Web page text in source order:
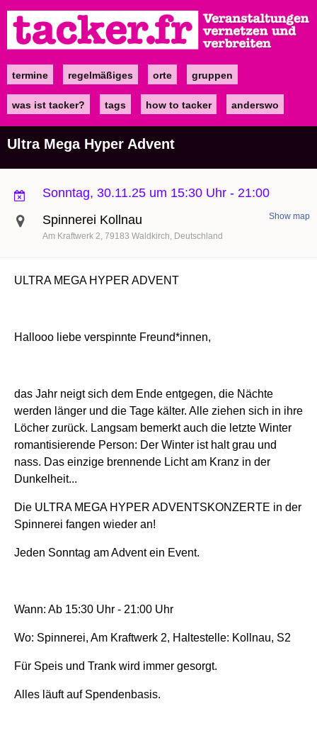
zum
Inhalt
Maintermine regelmäßiges orte gruppen
was ist tacker? tags how to tacker anderswo
Ultra Mega Hyper Advent
Sonntag, 30.11.25 um 15:30 Uhr - 21:00
Spinnerei Kollnau
Am Kraftwerk 2 79183 Waldkirch Deutschland
Show map
ULTRA MEGA HYPER ADVENT
Hallooo liebe verspinnte Freund*innen,
das Jahr neigt sich dem Ende entgegen, die Nächte
werden länger und die Tage kälter. Alle ziehen sich in ihre
Löcher zurück. Langsam bemerkt auch die letzte Winter
romantisierende Person: Der Winter ist halt grau und
nass. Das einzige brennende Licht am Kranz in der
Dunkelheit...
Die ULTRA MEGA HYPER ADVENTSKONZERTE in der
Spinnerei fangen wieder an!
Jeden Sonntag am Advent ein Event.
Wann: Ab 15:30 Uhr - 21:00 Uhr
Wo: Spinnerei, Am Kraftwerk 2, Haltestelle: Kollnau, S2
Für Speis und Trank wird immer gesorgt.
Alles läuft auf Spendenbasis.